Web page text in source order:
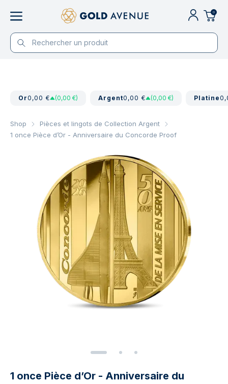
0
Or0,00 € (0,00 €) Argent0,00 € (0,00 €) Platine
Shop
Pièces et lingots de Collection Argent
1 once Pièce d’Or - Anniversaire du Concorde Proof
1 once Pièce d’Or - Anniversaire du